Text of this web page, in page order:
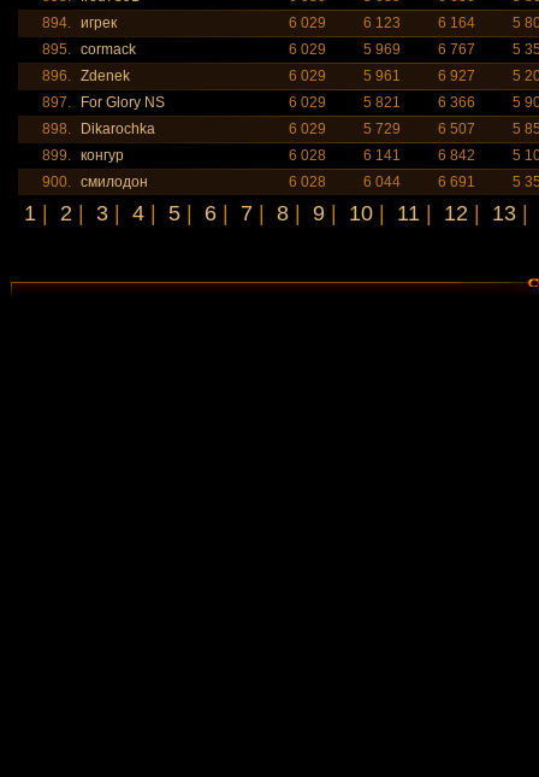
894. игрек 6 029 6 123 6 164
5
895. cormack 6 029 5 969 6 767
5
896. Zdenek 6 029 5 961 6 927
5
897.
For Glory NS 6 029 5 821 6 366
5
898.
Dikarochka 6 029 5 729 6 507
5
899. конгур 6 028 6 141 6 842
5
900. смилодон 6 028 6 044 6 691 5
1 2 3 4 5 6 7 8 9 10 11 12 13